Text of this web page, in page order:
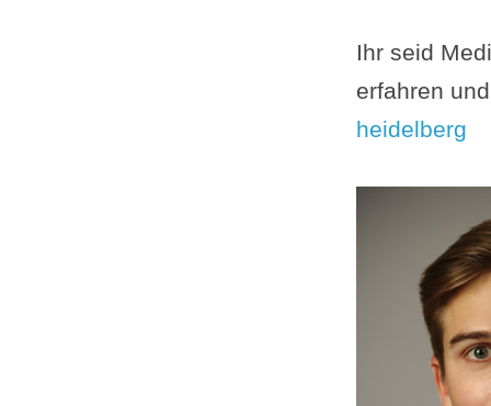
Ihr seid
erfahren
heidelberg